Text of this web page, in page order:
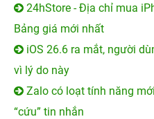
24hStore - Địa chỉ mua
Bảng giá mới nhất
iOS 26.6 ra mắt, người
vì lý do này
Zalo có loạt tính năng
“cứu” tin nhắn